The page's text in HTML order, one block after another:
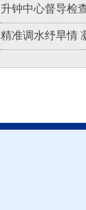
升钟中心督导检
精准调水纾旱情